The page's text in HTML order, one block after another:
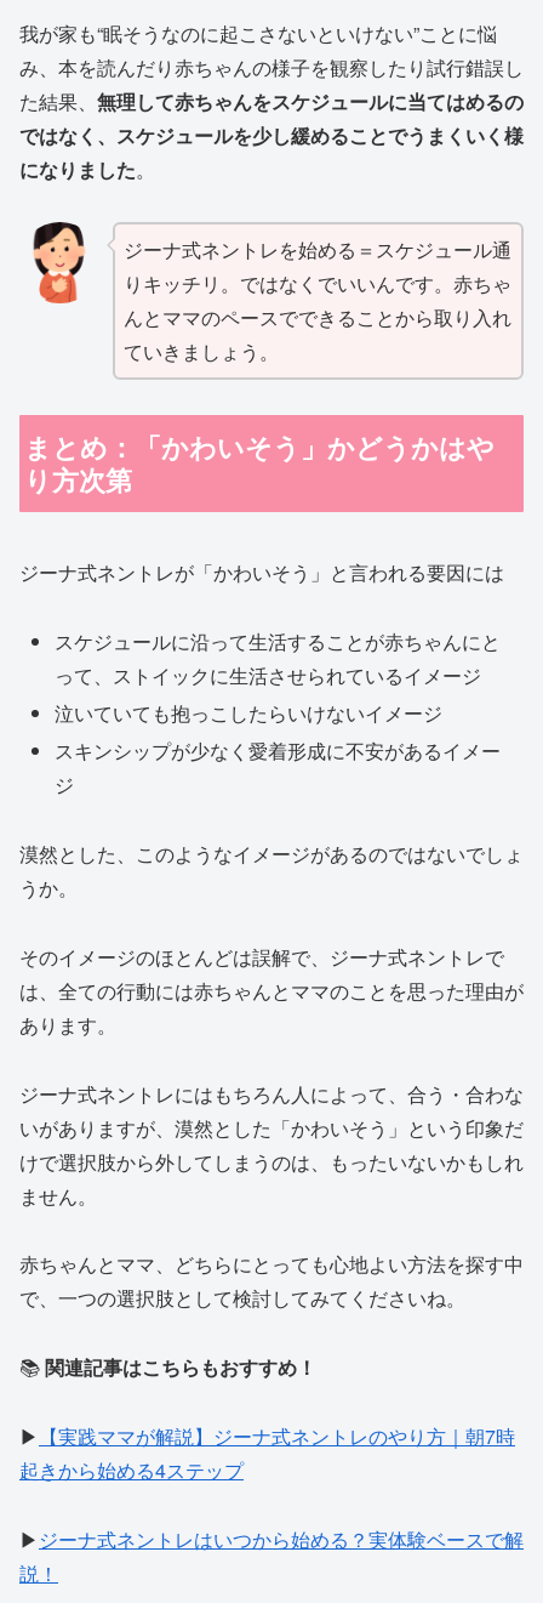
我が家も“眠そうなのに起こさないといけない”ことに悩
み、本を読んだり赤ちゃんの様子を観察したり試行錯誤し
た結果、 無理して赤ちゃんをスケジュールに当てはめるの
ではなく、スケジュールを少し緩めることでうまくいく様
になりました。
ジーナ式ネントレを始める＝スケジュール通
りキッチリ。ではなくでいいんです。赤ちゃ
んとママのペースでできることから取り入れ
ていきましょう。
まとめ：「かわいそう」かどうかはや
り方次第
ジーナ式ネントレが「かわいそう」と言われる要因には
スケジュールに沿って生活することが赤ちゃんにと
って、ストイックに生活させられているイメージ
泣いていても抱っこしたらいけないイメージ
スキンシップが少なく愛着形成に不安があるイメー
ジ
漠然とした、このようなイメージがあるのではないでしょ
うか。
そのイメージのほとんどは誤解で、ジーナ式ネントレで
は、全ての行動には赤ちゃんとママのことを思った理由が
あります。
ジーナ式ネントレにはもちろん人によって、合う・合わな
いがありますが、漠然とした「かわいそう」という印象だ
けで選択肢から外してしまうのは、もったいないかもしれ
ません。
赤ちゃんとママ、どちらにとっても心地よい方法を探す中
で、一つの選択肢として検討してみてくださいね。
📚関連記事はこちらもおすすめ！
▶ 【実践ママが解説】ジーナ式ネントレのやり方｜朝7時
起きから始める4ステップ
▶︎ ジーナ式ネントレはいつから始める？実体験ベースで解
説！